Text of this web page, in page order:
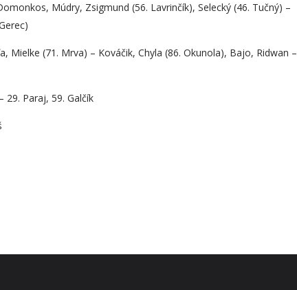
Múdry, Zsigmund (56. Lavrinčík), Selecký (46. Tučný) –
Mielke (71. Mrva) – Kováčik, Chyla (86. Okunola), Bajo, Ridwan –
29. Paraj, 59. Galčík